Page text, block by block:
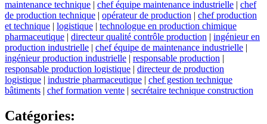
maintenance technique | chef équipe maintenance industrielle | chef
de production technique | opérateur de production | chef production
et technique | logistique | technologue en production chimique
pharmaceutique | directeur qualité contrôle production | ingénieur en
production industrielle | chef équipe de maintenance industrielle |
ingénieur production industrielle | responsable production |
responsable production logistique | directeur de production
logistique | industrie pharmaceutique | chef gestion technique
bâtiments | chef formation vente | secrétaire technique construction
Catégories: